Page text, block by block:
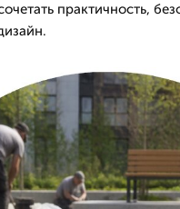
практичность,